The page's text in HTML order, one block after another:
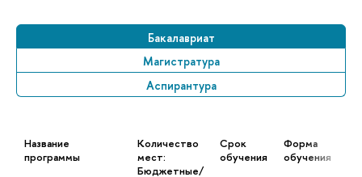
Бакалавриат
Магистратура
Аспирантура
Название
программы
Количество
мест:
Бюджетные/
Срок
обучения
Форма
обучения